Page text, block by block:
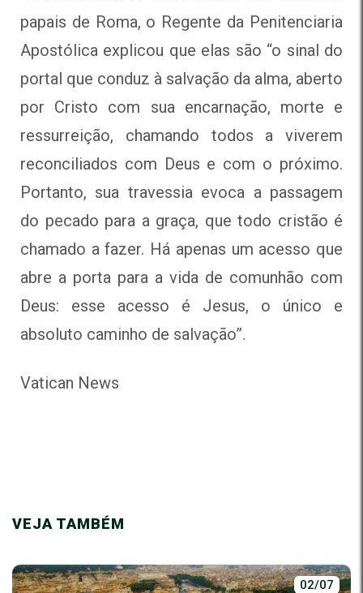
papais de Roma, o Regente da Penitenciaria
Apostólica explicou que elas são “o sinal do
portal que conduz à salvação da alma, aberto
por Cristo com sua encarnação, morte e
ressurreição, chamando todos a viverem
reconciliados com Deus e com o próximo.
Portanto, sua travessia evoca a passagem
do pecado para a graça, que todo cristão é
chamado a fazer. Há apenas um acesso que
abre a porta para a vida de comunhão com
Deus: esse acesso é Jesus, o único e
absoluto caminho de salvação”.
Vatican News
VEJA TAMBÉM
02/07